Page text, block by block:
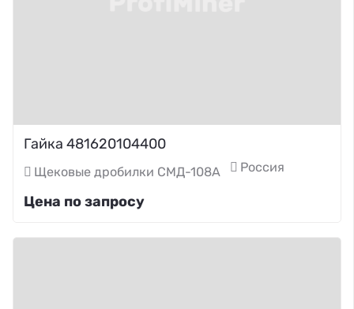
Гайка 481620104400
Щековые дробилки СМД-108А Россия
Цена по запросу